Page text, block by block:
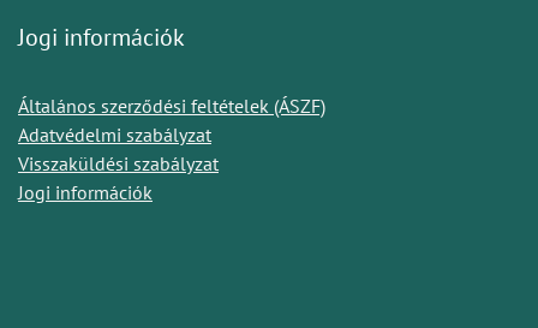
Jogi információk
Általános szerződési feltételek (ÁSZF)
Adatvédelmi szabályzat
Visszaküldési szabályzat
Jogi információk